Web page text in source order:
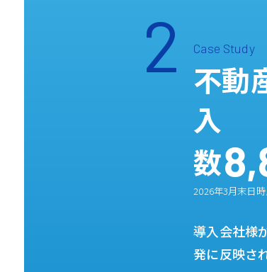
2 Case Study
不動
入
数
2026年3月末日
導入会社様
発に反映さ